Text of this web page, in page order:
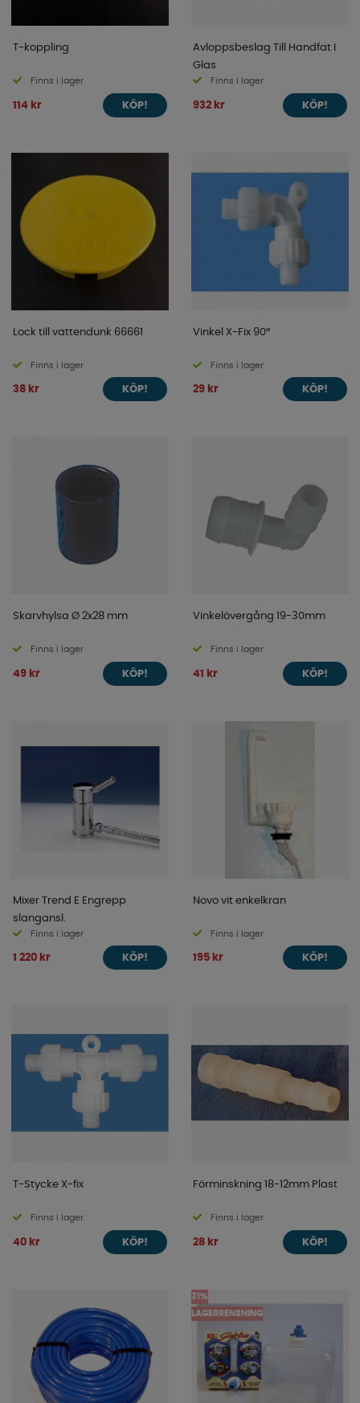
T-koppling
Finns i lager
114 kr KÖP!
Avloppsbeslag Till Handfat I
Glas
Finns i lager
932 kr KÖP!
Lock till vattendunk 66661
Finns i lager
38 kr KÖP!
Vinkel X-Fix 90°
Finns i lager
29 kr KÖP!
Skarvhylsa Ø 2x28 mm
Finns i lager
49 kr KÖP!
Vinkelövergång 19-30mm
Finns i lager
41 kr KÖP!
Mixer Trend E Engrepp
slangansl.
Finns i lager
1 220 kr KÖP!
Novo vit enkelkran
Finns i lager
195 kr KÖP!
T-Stycke X-fix
Finns i lager
40 kr KÖP!
Förminskning 18-12mm Plast
Finns i lager
28 kr KÖP!
31%
LAGERRENSNING